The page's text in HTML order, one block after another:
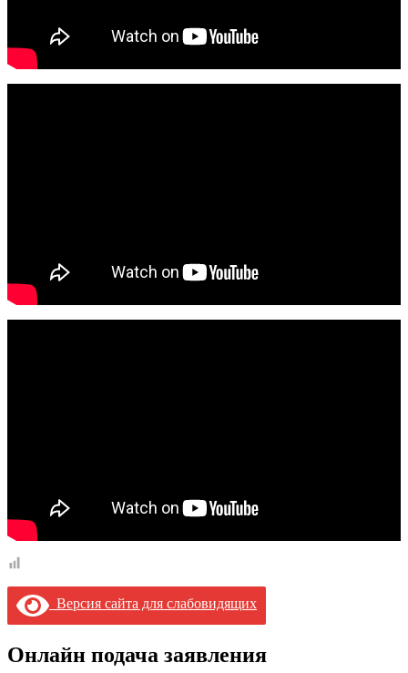
Версия сайта для слабовидящих
Онлайн подача заявления